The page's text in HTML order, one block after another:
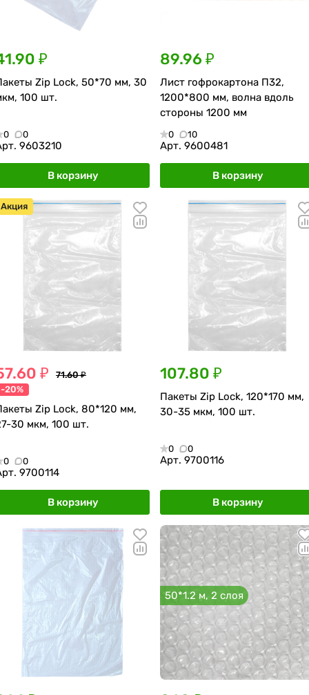
₽
Zip Lock, 50*70 мм, 30
100 шт.
0 0
9603210
В корзину
89.96 ₽
Лист гофрокартона П32,
1200*800 мм, волна вдоль
стороны 1200 мм
0 10
Арт. 9600481
В корзину
Акция
₽
71.60 ₽
-20%
Zip Lock, 80*120 мм,
30 мкм, 100 шт.
0 0
9700114
В корзину
107.80 ₽
Пакеты Zip Lock, 120*170 мм,
30-35 мкм, 100 шт.
0 0
Арт. 9700116
В корзину
50*1.2 м, 2 слоя